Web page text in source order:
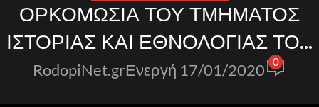
ΟΡΚΟΜΩΣΙΑ ΤΟΥ ΤΜΗΜΑΤΟΣ
ΙΣΤΟΡΙΑΣ ΚΑΙ ΕΘΝΟΛΟΓΙΑΣ ΤΟΥ
ΔΠΘ
RodopiNet.grΕνεργή 17/01/2020 0